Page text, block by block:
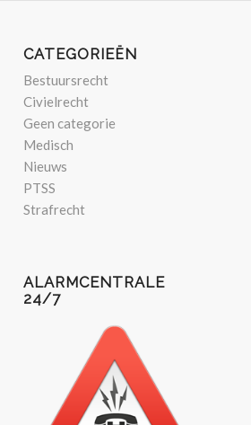
CATEGORIEËN
Bestuursrecht
Civielrecht
Geen categorie
Medisch
Nieuws
PTSS
Strafrecht
ALARMCENTRALE
24/7